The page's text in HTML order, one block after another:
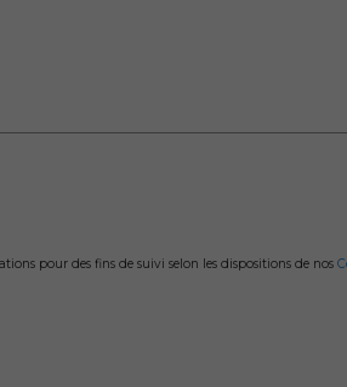
pour des fins de suivi selon les dispositions de nos